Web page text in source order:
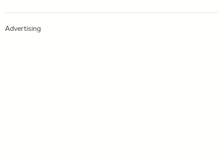
Advertising